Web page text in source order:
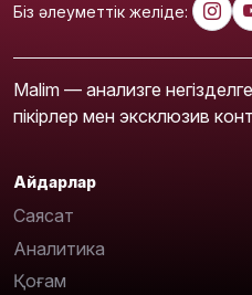
Біз әлеуметтік желіде:
Malim — анализге
пікірлер мен эксклюзив
Айдарлар
Саясат
Аналитика
Қоғам